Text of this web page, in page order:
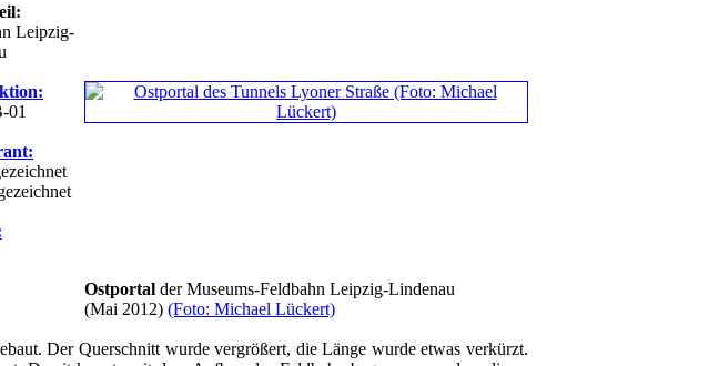
Leipzig-
01
Ostportal der Museums-Feldbahn Leipzig-Lindenau
(Mai 2012) (Foto: Michael Lückert)
Der Querschnitt wurde vergrößert, die Länge wurde etwas verkürzt.